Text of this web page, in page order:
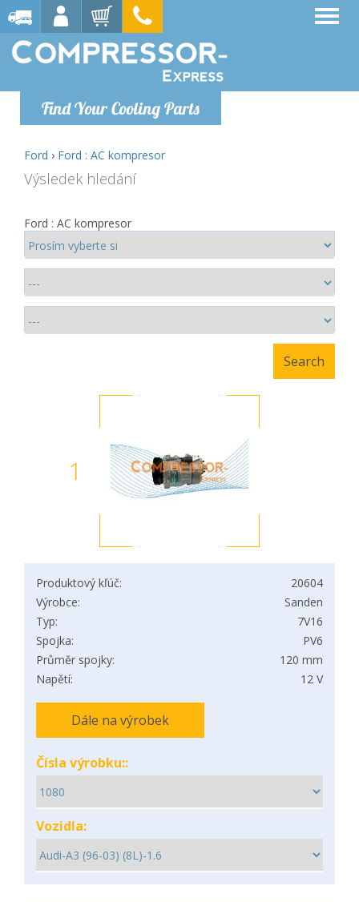
Find Your Cooling Parts
Ford › Ford : AC kompresor
Výsledek hledání
Ford : AC kompresor
1
Produktový kľúč:
20604
Výrobce:
Sanden
Typ:
7V16
Spojka:
PV6
Průměr spojky:
120 mm
Napětí:
12 V
Dále na výrobek
Čísla výrobku::
Vozidla: